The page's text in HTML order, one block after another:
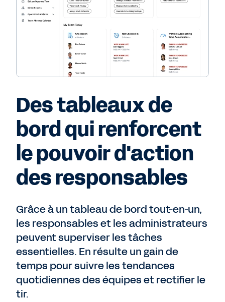
Des tableaux de
bord qui renforcent
le pouvoir d'action
des responsables
Grâce à un tableau de bord tout-en-un,
les responsables et les administrateurs
peuvent superviser les tâches
essentielles. En résulte un gain de
temps pour suivre les tendances
quotidiennes des équipes et rectifier le
tir.